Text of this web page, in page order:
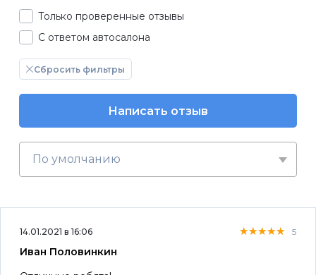
Только проверенные отзывы
С ответом автосалона
Сбросить фильтры
Написать отзыв
По умолчанию
14.01.2021 в 16:06 ★★★★★
★★★★★
★★★★★ 5
Иван Половинкин